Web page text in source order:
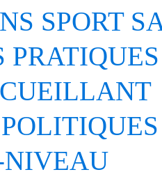
SPORT
PRATIQUES
NIVEAU